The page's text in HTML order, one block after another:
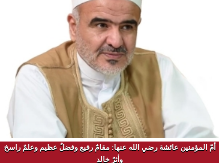
أمّ المؤمنين عائشة رضي الله عنها: مقامٌ رفيع وفضلٌ عظيم وعلمٌ راسخ
وأثرٌ خالد